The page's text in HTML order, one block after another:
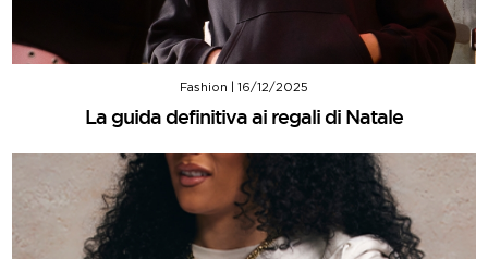
Fashion 16/12/2025
La guida definitiva ai regali di Natale